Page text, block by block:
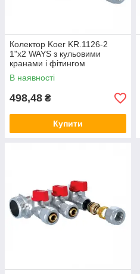
Колектор Koer KR.1126-2
1"x2 WAYS з кульовими
кранами і фітингом
В наявності
498,48 ₴
Купити